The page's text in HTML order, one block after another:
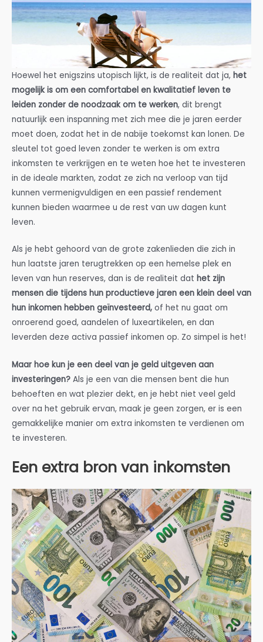
Hoewel het enigszins utopisch lijkt, is de realiteit dat ja, het
mogelijk is om een comfortabel en kwalitatief leven te
leiden zonder de noodzaak om te werken, dit brengt
natuurlijk een inspanning met zich mee die je jaren eerder
moet doen, zodat het in de nabije toekomst kan lonen. De
sleutel tot goed leven zonder te werken is om extra
inkomsten te verkrijgen en te weten hoe het te investeren
in de ideale markten, zodat ze zich na verloop van tijd
kunnen vermenigvuldigen en een passief rendement
kunnen bieden waarmee u de rest van uw dagen kunt
leven.
Als je hebt gehoord van de grote zakenlieden die zich in
hun laatste jaren terugtrekken op een hemelse plek en
leven van hun reserves, dan is de realiteit dat het zijn
mensen die tijdens hun productieve jaren een klein deel van
hun inkomen hebben geïnvesteerd, of het nu gaat om
onroerend goed, aandelen of luxeartikelen, en dan
leverden deze activa passief inkomen op. Zo simpel is het!
Maar hoe kun je een deel van je geld uitgeven aan
investeringen? Als je een van die mensen bent die hun
behoeften en wat plezier dekt, en je hebt niet veel geld
over na het gebruik ervan, maak je geen zorgen, er is een
gemakkelijke manier om extra inkomsten te verdienen om
te investeren.
Een extra bron van inkomsten